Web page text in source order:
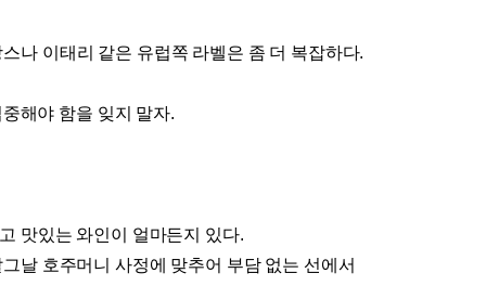
나 이태리 같은 유럽쪽 라벨은 좀 더 복잡하다.
해야 함을 잊지 말자.
맛있는 와인이 얼마든지 있다.
날 호주머니 사정에 맞추어 부담 없는 선에서